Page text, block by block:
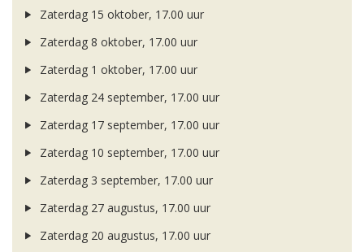
Zaterdag 15 oktober, 17.00 uur
Zaterdag 8 oktober, 17.00 uur
Zaterdag 1 oktober, 17.00 uur
Zaterdag 24 september, 17.00 uur
Zaterdag 17 september, 17.00 uur
Zaterdag 10 september, 17.00 uur
Zaterdag 3 september, 17.00 uur
Zaterdag 27 augustus, 17.00 uur
Zaterdag 20 augustus, 17.00 uur